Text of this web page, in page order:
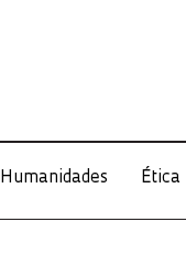
Humanidades Ética